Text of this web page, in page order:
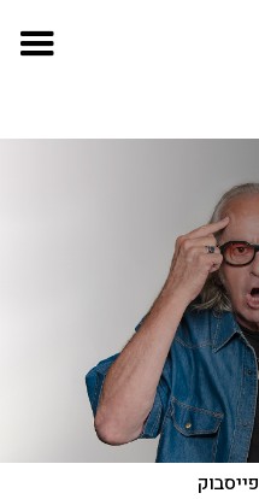
פייסבוק